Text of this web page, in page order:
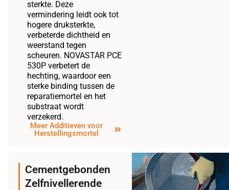
sterkte. Deze
vermindering leidt ook tot
hogere druksterkte,
verbeterde dichtheid en
weerstand tegen
scheuren. NOVASTAR PCE
530P verbetert de
hechting, waardoor een
sterke binding tussen de
reparatiemortel en het
substraat wordt
verzekerd.
Meer Additieven voor
Herstellingsmortel
Cementgebonden
Zelfnivellerende